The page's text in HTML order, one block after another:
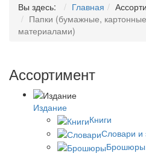
Вы здесь: Главная
Папки (бумажные,
материалами)
Ассортимент
Издание
Книги
Словари и
Брошюры